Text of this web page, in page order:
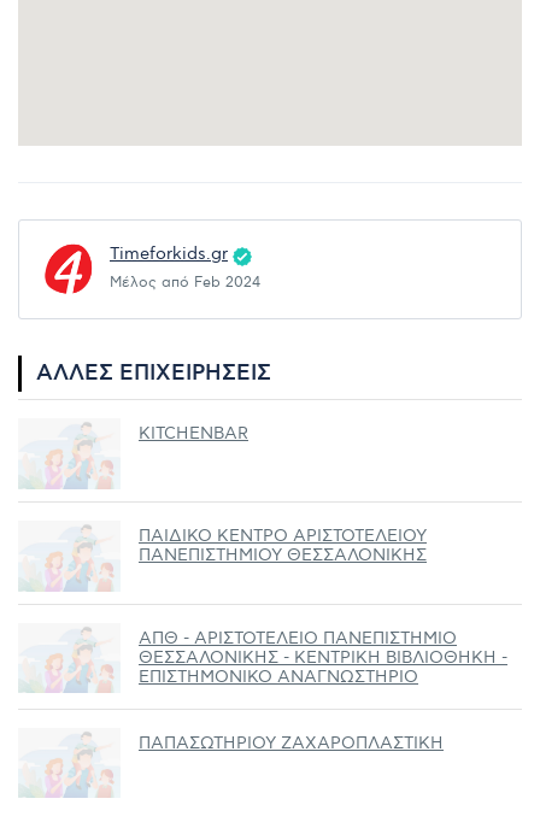
Timeforkids.gr
Μέλος από Feb 2024
ΆΛΛΕΣ ΕΠΙΧΕΙΡΉΣΕΙΣ
KITCHENBAR
ΠΑΙΔΙΚΟ ΚΕΝΤΡΟ ΑΡΙΣΤΟΤΕΛΕΙΟΥ
ΠΑΝΕΠΙΣΤΗΜΙΟΥ ΘΕΣΣΑΛΟΝΙΚΗΣ
ΑΠΘ - ΑΡΙΣΤΟΤΕΛΕΙΟ ΠΑΝΕΠΙΣΤΗΜΙΟ
ΘΕΣΣΑΛΟΝΙΚΗΣ - ΚΕΝΤΡΙΚΗ ΒΙΒΛΙΟΘΗΚΗ -
ΕΠΙΣΤΗΜΟΝΙΚΟ ΑΝΑΓΝΩΣΤΗΡΙΟ
ΠΑΠΑΣΩΤΗΡΙΟΥ ΖΑΧΑΡΟΠΛΑΣΤΙΚΗ